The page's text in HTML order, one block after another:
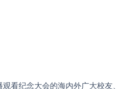
纪念大会的海内外广大校友、